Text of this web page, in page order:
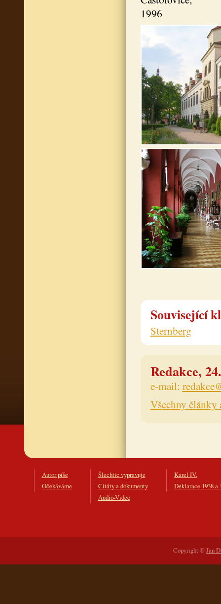
Související
Sternberg
Redakce,
e-mail:
Všechny články
Autor píše
Očekáváme
Šlechtic vypravuje
Citáty a dokumenty
Audio-Video
Karel IV.
Deklarace 1938 a
Copyright ©Jan